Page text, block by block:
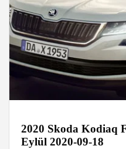
2020 Skoda Kodiaq
Eylül 2020-09-18